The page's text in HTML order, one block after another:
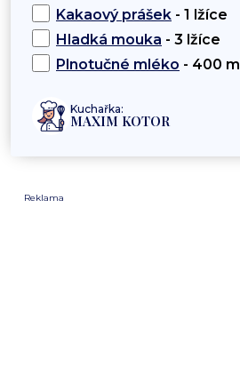
Kakaový prášek - 1 lžíce
Hladká mouka - 3 lžíce
Plnotučné mléko - 400 ml
Kuchařka:
MAXIM KOTOR
Reklama